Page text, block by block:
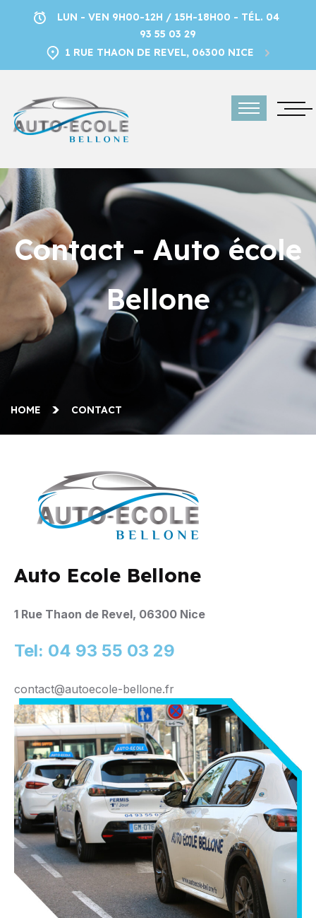
LUN - VEN 9H00-12H / 15H-18H00 - TÉL. 04
93 55 03 29
1 RUE THAON DE REVEL, 06300 NICE
Contact - Auto école
Bellone
HOME CONTACT
Auto Ecole Bellone
1 Rue Thaon de Revel, 06300 Nice
Tel: 04 93 55 03 29
contact@autoecole-bellone.fr